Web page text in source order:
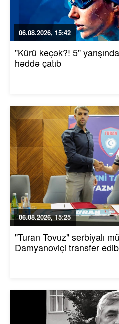
06.08.2026, 15:42
"Kürü keçək?! 5"
həddə çatıb
06.08.2026, 15:25
"Turan Tovuz" serbiyalı
Damyanoviçi transfer edib